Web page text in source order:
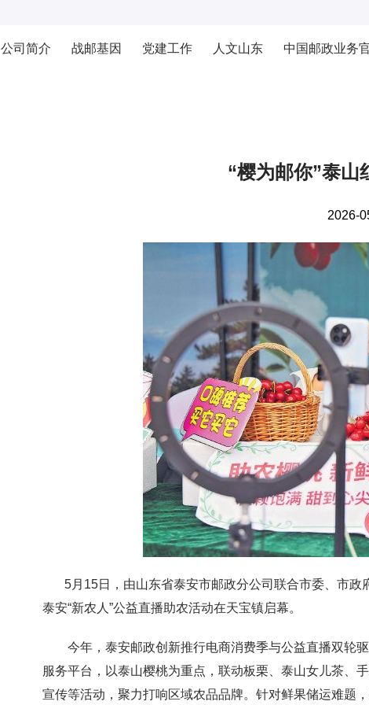
公司简介 战邮基因 党建工作 人文山东 中国邮政业务
“樱为邮你”泰
2026-
5月15日，由山东省泰安市邮政分公司联合市委、市政
泰安“新农人”公益直播助农活动在天宝镇启幕。
今年，泰安邮政创新推行电商消费季与公益直播双轮驱
服务平台，以泰山樱桃为重点，联动板栗、泰山女儿茶、
宣传等活动，聚力打响区域农品品牌。针对鲜果储运难题